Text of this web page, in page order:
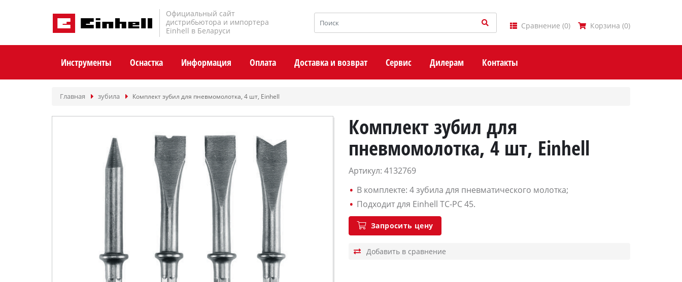
Официальный сайт
дистрибьютора и импортера
Einhell в Беларуси
Инструменты Оснастка Информация Оплата Доставка и возврат Сервис Дилерам Контакты
Сравнение (0) Корзина (0)
Главная зубила Комплект зубил для пневмомолотка, 4 шт, Einhell
Комплект зубил для
пневмомолотка, 4 шт, Einhell
Артикул: 4132769
В комплекте: 4 зубила для пневматического молотка;
Подходит для Einhell TC-PC 45.
Запросить цену